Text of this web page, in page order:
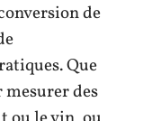
de
Que
mesurer des